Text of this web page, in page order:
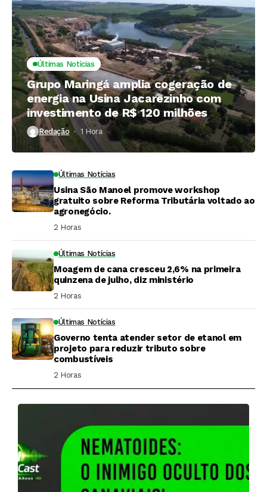
Últimas Notícias
Grupo Maringá amplia cogeração de
energia na Usina Jacarezinho com
investimento de R$ 120 milhões
Redação 1 Hora ⁮
Últimas Notícias
Usina São Manoel promove workshop
gratuito sobre Reforma Tributária voltado ao
agronegócio.
2 Horas ⁮
Últimas Notícias
Moagem de cana cresceu 2,6% na primeira
quinzena de julho, diz ministério
2 Horas ⁮
Últimas Notícias
Governo tenta atender setor de etanol em
projeto para reduzir tributo sobre
combustíveis
2 Horas ⁮